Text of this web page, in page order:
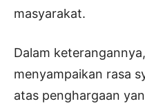
masyarakat.
Dalam
menyampaikan rasa
atas penghargaan